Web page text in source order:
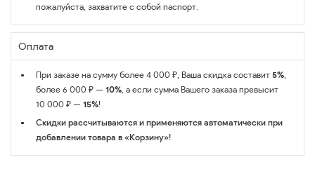
пожалуйста, захватите с собой паспорт.
Оплата
При заказе на сумму более 4 000 ₽, Ваша скидка составит 5%,
более 6 000 ₽ — 10%, а если сумма Вашего заказа превысит
10 000 ₽ — 15%!
Скидки рассчитываются и применяются автоматически при
добавлении товара в «Корзину»!